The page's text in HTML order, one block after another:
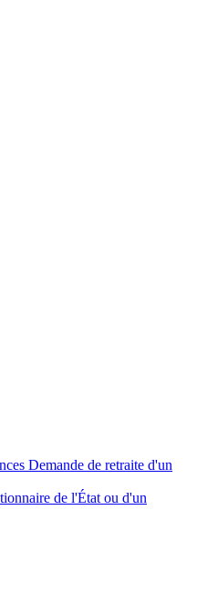
Demande de retraite d'un
de l'État ou d'un